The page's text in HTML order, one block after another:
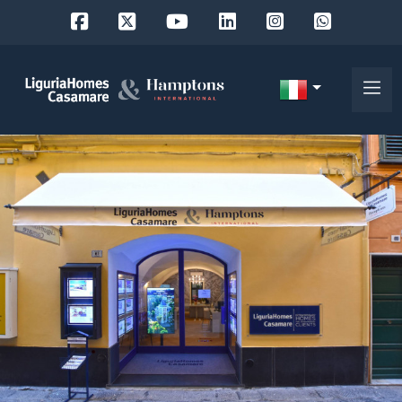
EN
FR
DE
RU
siamo
nostri
Scegli
dove
cercare
Provincia
Comune